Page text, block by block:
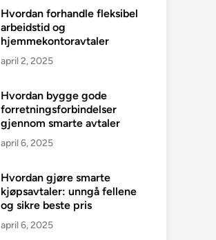
Hvordan forhandle fleksibel
arbeidstid og
hjemmekontoravtaler
april 2, 2025
Hvordan bygge gode
forretningsforbindelser
gjennom smarte avtaler
april 6, 2025
Hvordan gjøre smarte
kjøpsavtaler: unngå fellene
og sikre beste pris
april 6, 2025